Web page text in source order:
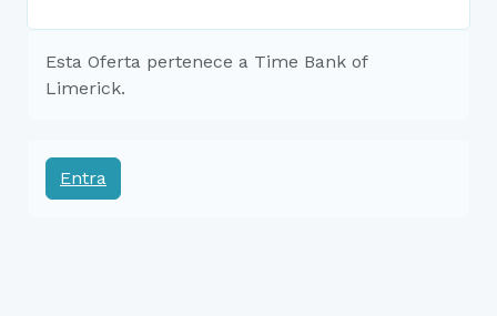
Esta Oferta pertenece a Time Bank of
Limerick.
Entra